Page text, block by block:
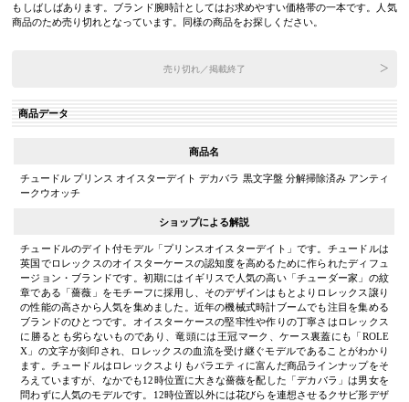
もしばしばあります。ブランド腕時計としてはお求めやすい価格帯の一本です。人気
商品のため売り切れとなっています。同様の商品をお探しください。
売り切れ／掲載終了
商品データ
商品名
チュードル プリンス オイスターデイト デカバラ 黒文字盤 分解掃除済み アンティ
ークウオッチ
ショップによる解説
チュードルのデイト付モデル「プリンスオイスターデイト」です。チュードルは
英国でロレックスのオイスターケースの認知度を高めるために作られたディフュ
ージョン・ブランドです。初期にはイギリスで人気の高い「チューダー家」の紋
章である「薔薇」をモチーフに採用し、そのデザインはもとよりロレックス譲り
の性能の高さから人気を集めました。近年の機械式時計ブームでも注目を集める
ブランドのひとつです。オイスターケースの堅牢性や作りの丁寧さはロレックス
に勝るとも劣らないものであり、竜頭には王冠マーク、ケース裏蓋にも「ROLE
X」の文字が刻印され、ロレックスの血流を受け継ぐモデルであることがわかり
ます。チュードルはロレックスよりもバラエティに富んだ商品ラインナップをそ
ろえていますが、なかでも12時位置に大きな薔薇を配した「デカバラ」は男女を
問わずに人気のモデルです。12時位置以外には花びらを連想させるクサビ形デザ